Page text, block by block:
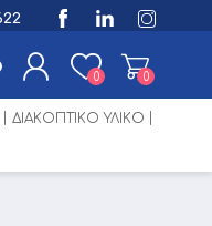
0 0
ΔΙΑΚΟΠΤΙΚΟ ΥΛΙΚΟ